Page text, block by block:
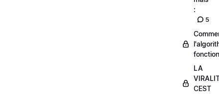
:
5
LA
CEST